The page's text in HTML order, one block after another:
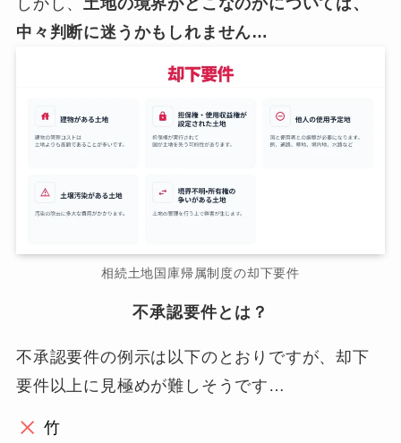
しかし、土地の境界がどこなのかについては、
中々判断に迷うかもしれません…
相続土地国庫帰属制度の却下要件
不承認要件とは？
不承認要件の例示は以下のとおりですが、却下
要件以上に見極めが難しそうです…
竹